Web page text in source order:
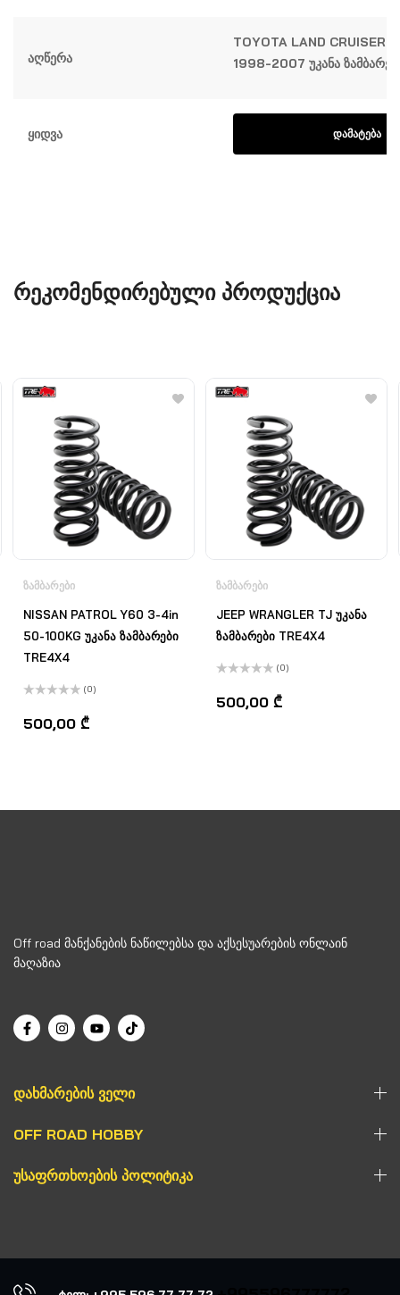
Აღწერა
TOYOTA LAND CRUISER
1998-2007 უკანა
Ყიდვა ᲓᲐᲛᲐᲢᲔᲑᲐ
ᲠᲔᲙᲝᲛᲔᲜᲓᲘᲠᲔᲑᲣᲚᲘ ᲞᲠᲝᲓᲣᲥᲪᲘᲐ
ᲖᲐᲛᲑᲐᲠᲔᲑᲘ
NISSAN PATROL Y60 3-4in
50-100KG უკანა ზამბარები
TRE4X4
0,
5-
(0)
500,00 ₾
ᲖᲐᲛᲑᲐᲠᲔᲑᲘ
JEEP WRANGLER TJ უკანა
ზამბარები TRE4X4
0,
5-
(0)
500,00 ₾
Off road მანქანების ნაწილებსა და აქსესუარების ონლაინ
მაღაზია
ᲓᲐᲮᲛᲐᲠᲔᲑᲘᲡ ᲕᲔᲚᲘ
OFF ROAD HOBBY
ᲣᲡᲐᲤᲠᲗᲮᲝᲔᲑᲘᲡ ᲞᲝᲚᲘᲢᲘᲙᲐ